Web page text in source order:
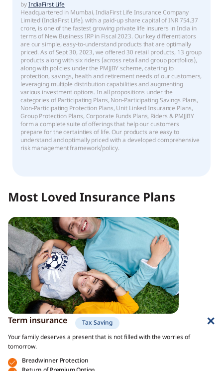
byIndiaFirst Life
Headquartered in Mumbai, IndiaFirst Life Insurance Company
Limited (IndiaFirst Life), with a paid-up share capital of INR 754.37
crore, is one of the fastest growing private life insurers in India in
terms of New Business IRP in Fiscal 2023. Our key differentiators
are our simple, easy-to-understand products that are optimally
priced. As of Sept 30, 2023, we offered 30 retail products, 13 group
products along with six riders (across retail and group portfolios),
along with policies under the PMJJBY scheme, catering to
protection, savings, health and retirement needs of our customers,
leveraging multiple distribution capabilities and augmenting
various investment options. In all propositions under the
categories of Participating Plans, Non-Participating Savings Plans,
Non-Participating Protection Plans, Unit Linked Insurance Plans,
Group Protection Plans, Corporate Funds Plans, Riders & PMJJBY
form a complete suite of offerings that help our customers
prepare for the certainties of life. Our products are easy to
understand and optimally priced with a developed comprehensive
risk management framework/policy.
Most Loved Insurance Plans
Term insurance
Tax Saving
Your family deserves a present that is not filled with the worries of
tomorrow.
Breadwinner Protection